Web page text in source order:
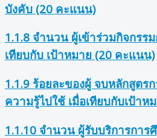
บังคับ (20 คะแนน)
1.1.8 จำนวน ผู้เข้าร่วมกิจกรร
เทียบกับ เป้าหมาย (20 คะแนน)
1.1.9 ร้อยละของผู้ จบหลักสูตร
ความรู้ไปใช้ เมื่อเทียบกับเป้าห
1.1.10 จำนวน ผู้รับบริการการ